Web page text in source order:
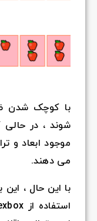
با کوچک شدن
موجود ابعاد و
می دهند.
با این حال ،